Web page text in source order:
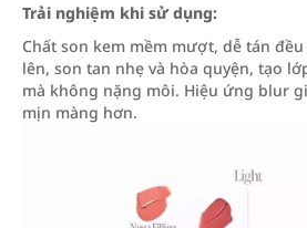
Trải nghiệm khi sử dụng:
Chất son kem mềm mượt, dễ tán
lên, son tan nhẹ và hòa quyện, tạo
mà không nặng môi. Hiệu ứng blur
mịn màng hơn.